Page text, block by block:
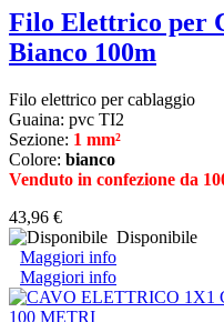
Filo Elettrico per
Bianco 100m
Filo elettrico per cablaggio
Guaina: pvc TI2
Sezione: 1 mm²
Colore: bianco
Venduto in confezione da
43,96 €
Disponibile
Maggiori info
Maggiori info